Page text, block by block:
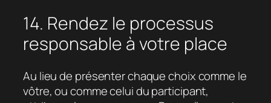
14. Rendez le processus
responsable à votre place
Au lieu de présenter chaque choix comme le
vôtre, ou comme celui du participant,